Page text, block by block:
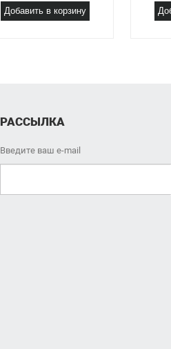
Добавить в корзину
РАССЫЛКА
Введите ваш e-mail